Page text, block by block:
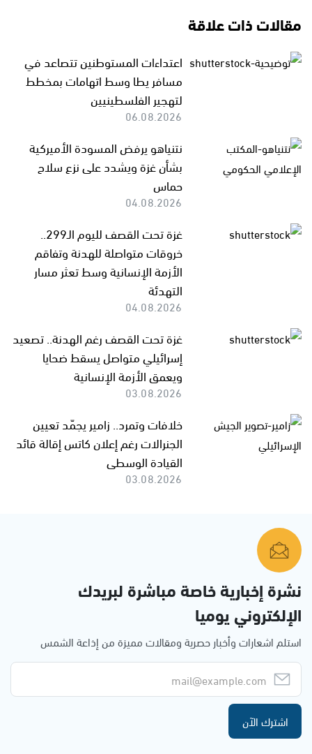
مقالات ذات علاقة
اعتداءات المستوطنين تتصاعد في
مسافر يطا وسط اتهامات بمخطط
لتهجير الفلسطينيين
06.08.2026
نتنياهو يرفض المسودة الأميركية
بشأن غزة ويشدد على نزع سلاح
حماس
04.08.2026
غزة تحت القصف لليوم الـ299..
خروقات متواصلة للهدنة وتفاقم
الأزمة الإنسانية وسط تعثر مسار
التهدئة
04.08.2026
غزة تحت القصف رغم الهدنة.. تصعيد
إسرائيلي متواصل يسقط ضحايا
ويعمق الأزمة الإنسانية
03.08.2026
خلافات وتمرد.. زامير يجمّد تعيين
الجنرالات رغم إعلان كاتس إقالة قائد
القيادة الوسطى
03.08.2026
نشرة إخبارية خاصة مباشرة لبريدك
الإلكتروني يوميا
استلم اشعارات وأخبار حصرية ومقالات مميزة من إذاعة الشمس
اشترك الآن